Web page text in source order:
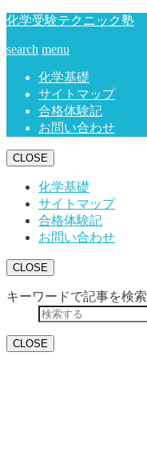
化学受験テクニック塾
search menu
化学基礎
サイトマップ
合格体験記
お問い合わせ
CLOSE
化学基礎
サイトマップ
合格体験記
お問い合わせ
CLOSE
キーワードで記事を検索
CLOSE